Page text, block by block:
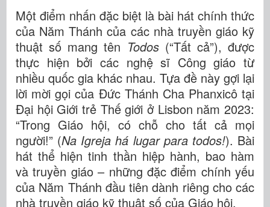
Một điểm nhấn đặc biệt là bài hát chính thức
của Năm Thánh của các nhà truyền giáo kỹ
thuật số mang tên Todos(“Tất cả”), được
thực hiện bởi các nghệ sĩ Công giáo từ
nhiều quốc gia khác nhau. Tựa đề này gợi lại
lời mời gọi của Đức Thánh Cha Phanxicô tại
Đại hội Giới trẻ Thế giới ở Lisbon năm 2023:
“Trong Giáo hội, có chỗ cho tất cả mọi
người!” (Na Igreja há lugar para todos!). Bài
hát thể hiện tinh thần hiệp hành, bao hàm
và truyền giáo – những đặc điểm chính yếu
của Năm Thánh đầu tiên dành riêng cho các
nhà truyền giáo kỹ thuật số của Giáo hội.